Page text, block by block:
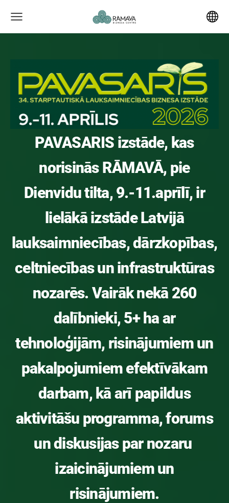
PAVASARIS izstāde, kas
norisinās RĀMAVĀ, pie
Dienvidu tilta, 9.-11.aprīlī, ir
lielākā izstāde Latvijā
lauksaimniecības, dārzkopības,
celtniecības un infrastruktūras
nozarēs. Vairāk nekā 260
dalībnieki, 5+ ha ar
tehnoloģijām, risinājumiem un
pakalpojumiem efektīvākam
darbam, kā arī papildus
aktivitāšu programma, forums
un diskusijas par nozaru
izaicinājumiem un
risinājumiem.